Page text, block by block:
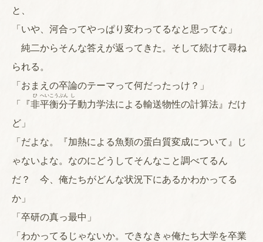
と、
「いや、河合ってやっぱり変わってるなと思ってな」
純二からそんな答えが返ってきた。そして続けて尋ね
られる。
「おまえの卒論のテーマって何だったっけ？」
「『非
ひ
平
へい
衡
こう
分
ぶん
子
し
動力学法による輸送物性の計算法』だけ
ど」
「だよな。『加熱による魚類の蛋白質変成について』じ
ゃないよな。なのにどうしてそんなこと調べてるん
だ？ 今、俺たちがどんな状況下にあるかわかってる
か」
「卒研の真っ最中」
「わかってるじゃないか。できなきゃ俺たち大学を卒業